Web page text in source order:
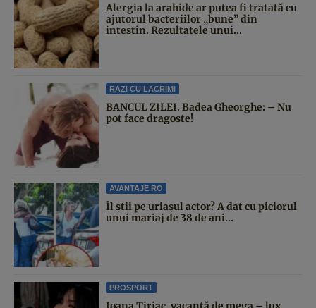
Alergia la arahide ar putea fi tratată cu
ajutorul bacteriilor „bune” din
intestin. Rezultatele unui...
RAZI CU LACRIMI
BANCUL ZILEI. Badea Gheorghe: – Nu
pot face dragoste!
AVANTAJE.RO
Îl știi pe uriașul actor? A dat cu piciorul
unui mariaj de 38 de ani...
PROSPORT